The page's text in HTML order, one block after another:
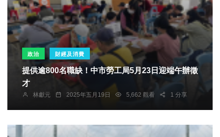
政治 財經及消費
提供逾800名職缺！中市勞工局5月23日迎端午辦徵
才
林獻元 2025年五月19日 5,662 觀看 1 分享